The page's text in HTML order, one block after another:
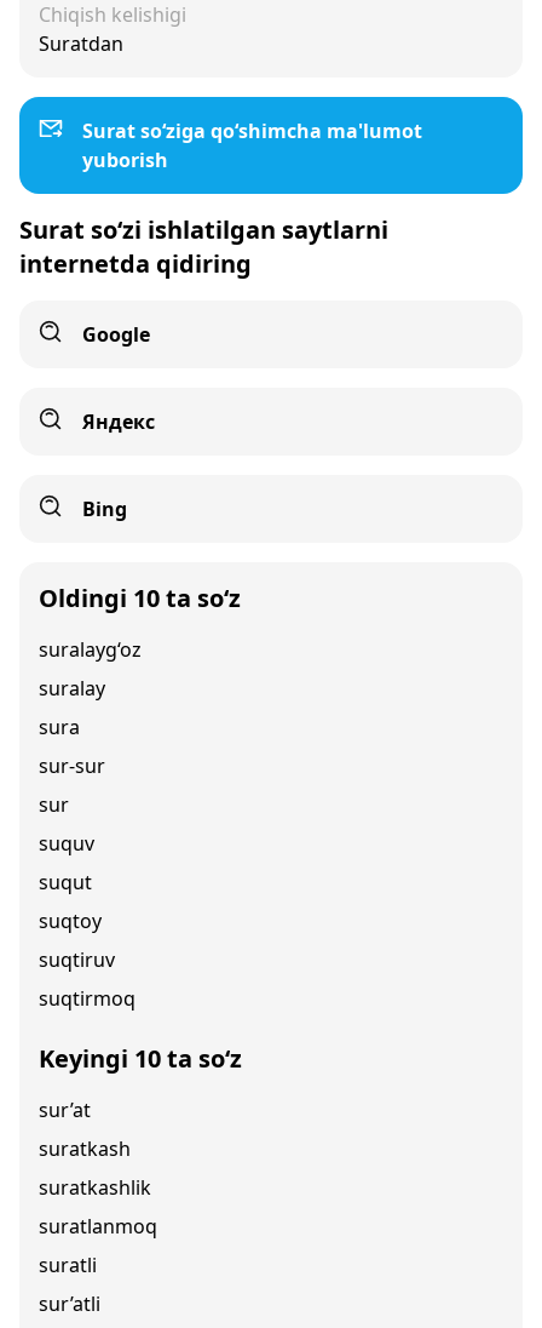
Chiqish kelishigi
Suratdan
Surat so‘ziga qo‘shimcha ma'lumot
yuborish
Surat so‘zi ishlatilgan saytlarni
internetda qidiring
Google
Яндекс
Bing
Oldingi 10 ta so‘z
suralayg‘oz
suralay
sura
sur-sur
sur
suquv
suqut
suqtoy
suqtiruv
suqtirmoq
Keyingi 10 ta so‘z
sur’at
suratkash
suratkashlik
suratlanmoq
suratli
sur’atli